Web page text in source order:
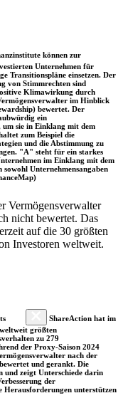
können zur
Unternehmen für
Transitionspläne einsetzen. Der
von Stimmrechten sind
Klimawirkung durch
im Hinblick
bewertet. Der
ein
sie in Einklang mit dem
zum Beispiel die
und die Abstimmung zu
"A" steht für ein starkes
im Einklang mit dem
Unternehmensangaben
Vermögensverwalter
nicht bewertet. Das
auf die 30 größten
Investoren weltweit.
ShareAction hat im
größten
zu 279
der Proxy-Saison 2024
nach der
und gerankt. Die
und zeigt Unterschiede darin
der
Herausforderungen unterstützen